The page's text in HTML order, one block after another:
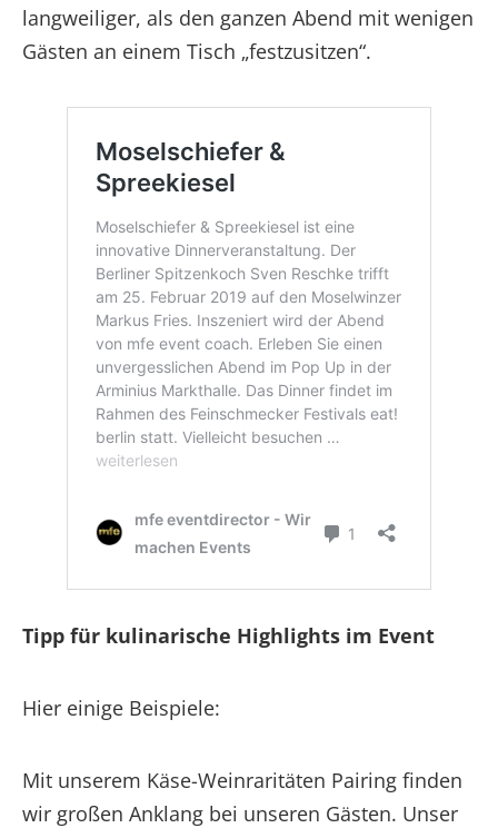
langweiliger, als den ganzen Abend mit wenigen
Gästen an einem Tisch „festzusitzen“.
Tipp für kulinarische Highlights im Event
Hier einige Beispiele:
Mit unserem Käse-Weinraritäten Pairing finden
wir großen Anklang bei unseren Gästen. Unser